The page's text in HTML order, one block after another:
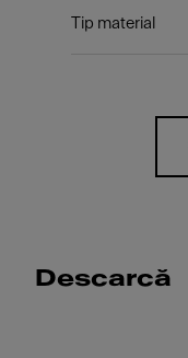
Tip material
Descarcă